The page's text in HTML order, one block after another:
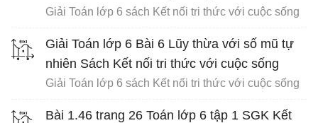
Giải Toán lớp 6 sách Kết nối tri thức với cuộc sống
Giải Toán lớp 6 Bài 6 Lũy thừa với số mũ tự
nhiên Sách Kết nối tri thức với cuộc sống
Giải Toán lớp 6 sách Kết nối tri thức với cuộc sống
Bài 1.46 trang 26 Toán lớp 6 tập 1 SGK Kết